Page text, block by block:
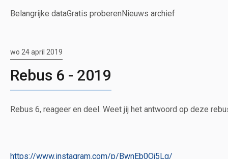
Belangrijke dataGratis proberenNieuws archief
wo 24 april 2019
Rebus 6 - 2019
Rebus 6, reageer en deel. Weet jij het antwoord op deze
https://www.instagram.com/p/BwnEb0Oj5Lg/